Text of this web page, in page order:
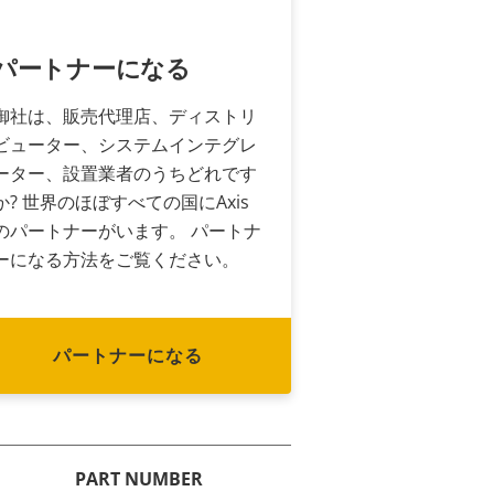
ートナーになる
社は、販売代理店、ディストリ
ューター、システムインテグレ
ター、設置業者のうちどれです
? 世界のほぼすべての国にAxis
パートナーがいます。 パートナ
になる方法をご覧ください。
パートナーになる
PART NUMBER